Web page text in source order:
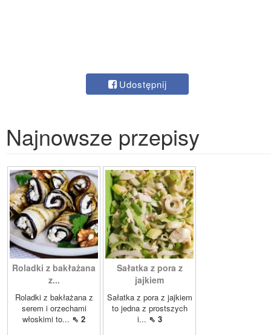
Udostępnij
Najnowsze przepisy
Roladki z bakłażana
z...
Roladki z bakłażana z
serem i orzechami
włoskimi to... ⇖ 2
Sałatka z pora z
jajkiem
Sałatka z pora z jajkiem
to jedna z prostszych
i... ⇖ 3